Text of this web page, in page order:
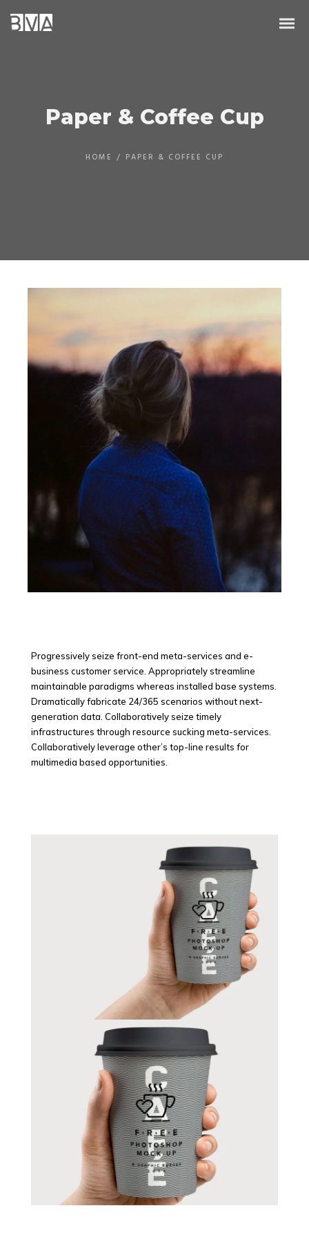
Paper & Coffee Cup
HOME / PAPER & COFFEE CUP
Progressively seize front-end meta-services and e-
business customer service. Appropriately streamline
maintainable paradigms whereas installed base systems.
Dramatically fabricate 24/365 scenarios without next-
generation data. Collaboratively seize timely
infrastructures through resource sucking meta-services.
Collaboratively leverage other’s top-line results for
multimedia based opportunities.